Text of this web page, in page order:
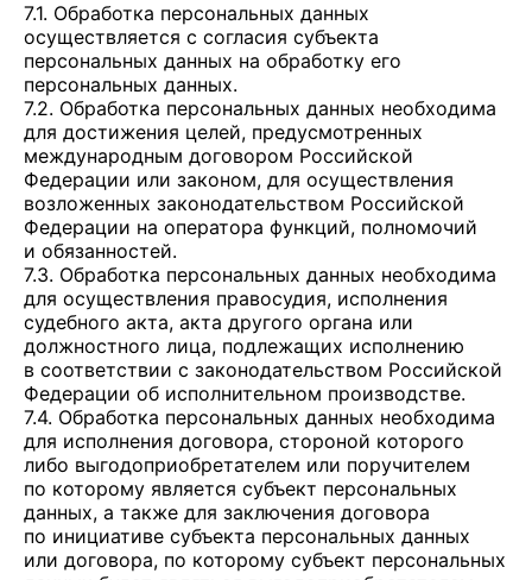
7.1. Обработка персональных данных
осуществляется с согласия субъекта
персональных данных на обработку его
персональных данных.
7.2. Обработка персональных данных необходима
для достижения целей, предусмотренных
международным договором Российской
Федерации или законом, для осуществления
возложенных законодательством Российской
Федерации на оператора функций, полномочий
и обязанностей.
7.3. Обработка персональных данных необходима
для осуществления правосудия, исполнения
судебного акта, акта другого органа или
должностного лица, подлежащих исполнению
в соответствии с законодательством Российской
Федерации об исполнительном производстве.
7.4. Обработка персональных данных необходима
для исполнения договора, стороной которого
либо выгодоприобретателем или поручителем
по которому является субъект персональных
данных, а также для заключения договора
по инициативе субъекта персональных данных
или договора, по которому субъект персональных